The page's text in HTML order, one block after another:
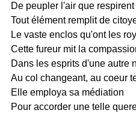
De peupler l'air que
Tout élément remplit de
Le vaste enclos qu'ont les
Cette fureur mit la
Dans les esprits d'une autre
Au col changeant, au coeur
Elle employa sa médiation
Pour accorder une telle